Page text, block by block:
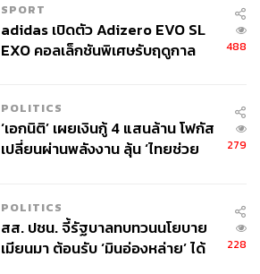
SPORT
adidas เปิดตัว Adizero EVO SL
EXO คอลเล็กชันพิเศษรับฤดูกาล
488
POLITICS
‘เอกนิติ’ เผยเงินกู้ 4 แสนล้าน โฟกัส
เปลี่ยนผ่านพลังงาน ลุ้น ‘ไทยช่วย
279
POLITICS
สส. ปชน. จี้รัฐบาลทบทวนนโยบาย
เมียนมา ต้อนรับ ‘มินอ่องหล่าย’ ได้
228